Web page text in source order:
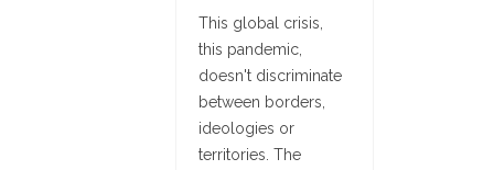
This global crisis,
this pandemic,
doesn't discriminate
between borders,
ideologies or
territories. The